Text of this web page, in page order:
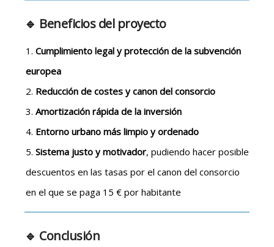
🔹 Beneficios del proyecto
Cumplimiento legal y protección de la subvención
europea
Reducción de costes y canon del consorcio
Amortización rápida de la inversión
Entorno urbano más limpio y ordenado
Sistema justo y motivador, pudiendo hacer posible
descuentos en las tasas por el canon del consorcio
en el que se paga 15 € por habitante
🔹 Conclusión